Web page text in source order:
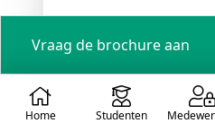
Enkele voorbeelden
Actuaris
Analist
Vraag de brochure aan
Home Studenten